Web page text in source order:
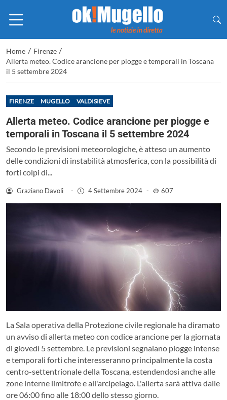
Home / Firenze /
Allerta meteo. Codice arancione per piogge e temporali in Toscana
il 5 settembre 2024
FIRENZE MUGELLO VALDISIEVE
Allerta meteo. Codice arancione per piogge e
temporali in Toscana il 5 settembre 2024
Secondo le previsioni meteorologiche, è atteso un aumento
delle condizioni di instabilità atmosferica, con la possibilità di
forti colpi di...
Graziano Davoli - 4 Settembre 2024 - 607
La Sala operativa della Protezione civile regionale ha diramato
un avviso di allerta meteo con codice arancione per la giornata
di giovedì 5 settembre. Le previsioni segnalano piogge intense
e temporali forti che interesseranno principalmente la costa
centro-settentrionale della Toscana, estendendosi anche alle
zone interne limitrofe e all'arcipelago. L'allerta sarà attiva dalle
ore 06:00 fino alle 18:00 dello stesso giorno.